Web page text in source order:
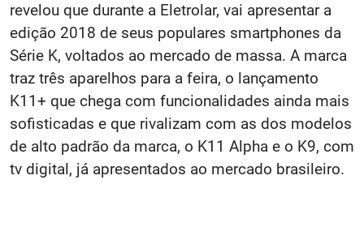
revelou que durante a Eletrolar, vai apresentar a
edição 2018 de seus populares smartphones da
Série K, voltados ao mercado de massa. A marca
traz três aparelhos para a feira, o lançamento
K11+ que chega com funcionalidades ainda mais
sofisticadas e que rivalizam com as dos modelos
de alto padrão da marca, o K11 Alpha e o K9, com
tv digital, já apresentados ao mercado brasileiro.